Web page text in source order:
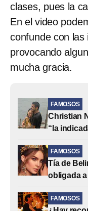
clases, pues la
En el video
confunde con las
provocando
mucha gracia.
FAMOSOS
Christian
“la
FAMOSOS
Tía de
obligada
FAMOSOS